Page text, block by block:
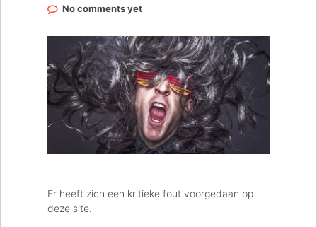
No comments yet
Er heeft zich een kritieke fout voorgedaan op
deze site.